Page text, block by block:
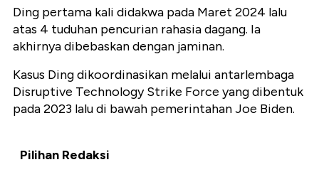
Ding pertama kali didakwa pada Maret 2024 lalu
atas 4 tuduhan pencurian rahasia dagang. Ia
akhirnya dibebaskan dengan jaminan.
Kasus Ding dikoordinasikan melalui antarlembaga
Disruptive Technology Strike Force yang dibentuk
pada 2023 lalu di bawah pemerintahan Joe Biden.
Pilihan Redaksi